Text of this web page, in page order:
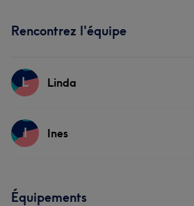
Rencontrez l'équipe
L Linda
Prestations
I Ines
Équipements